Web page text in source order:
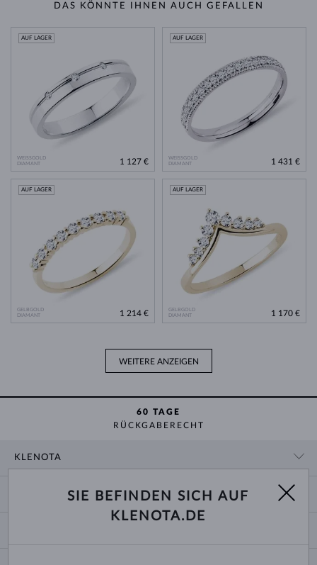
DAS KÖNNTE IHNEN AUCH GEFALLEN
WEISSGOLD
DIAMANT
AUF LAGER
1 127 €
WEISSGOLD
DIAMANT
AUF LAGER
1 431 €
GELBGOLD
DIAMANT
AUF LAGER
1 214 €
GELBGOLD
DIAMANT
AUF LAGER
1 170 €
WEITERE ANZEIGEN
60 TAGE
RÜCKGABERECHT
KLENOTA
ZAHLUNG UND VERSAND
SIE BEFINDEN SICH AUF
KLENOTA.DE